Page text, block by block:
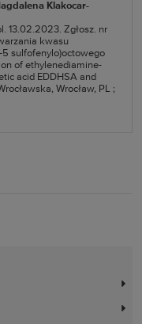
Klakocar-
13.02.2023. Zgłosz. nr
kwasu
sulfofenylo)octowego
of ethylenediamine-
acid EDDHSA and
Wrocław, PL ;